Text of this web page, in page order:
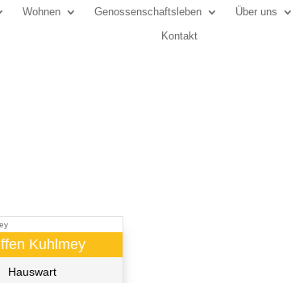
Wohnen Genossenschaftsleben Über uns
Kontakt
Kuhlmey
Hauswart